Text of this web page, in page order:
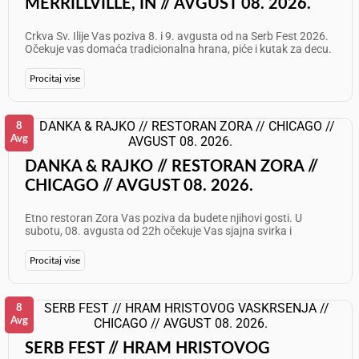
MERRILLVILLE, IN // AVGUST 08. 2026.
Crkva Sv. Ilije Vas poziva 8. i 9. avgusta od na Serb Fest 2026.
Očekuje vas domaća tradicionalna hrana, piće i kutak za decu.
Flaša Nedelja, 9. avgust: Nastupaju: Bojan i Saša Jasnić sa
Nedom Gorančić, Aleksom Jakovljević i Milošem Gvero Info:
847 208 3087
Procitaj vise
DANKA & RAJKO // RESTORAN ZORA //
CHICAGO // AVGUST 08. 2026.
Etno restoran Zora Vas poziva da budete njihovi gosti. U
subotu, 08. avgusta od 22h očekuje Vas sjajna svirka i
Paunović Informacije i rezervacije: 773 625 7087 Želimo Vam
odličan provod!
Procitaj vise
8
Avg
SERB FEST // HRAM HRISTOVOG
8
Avg